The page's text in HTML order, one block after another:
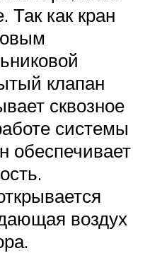
Так как кран
клапан
сквозное
системы
обеспечивает
воздух